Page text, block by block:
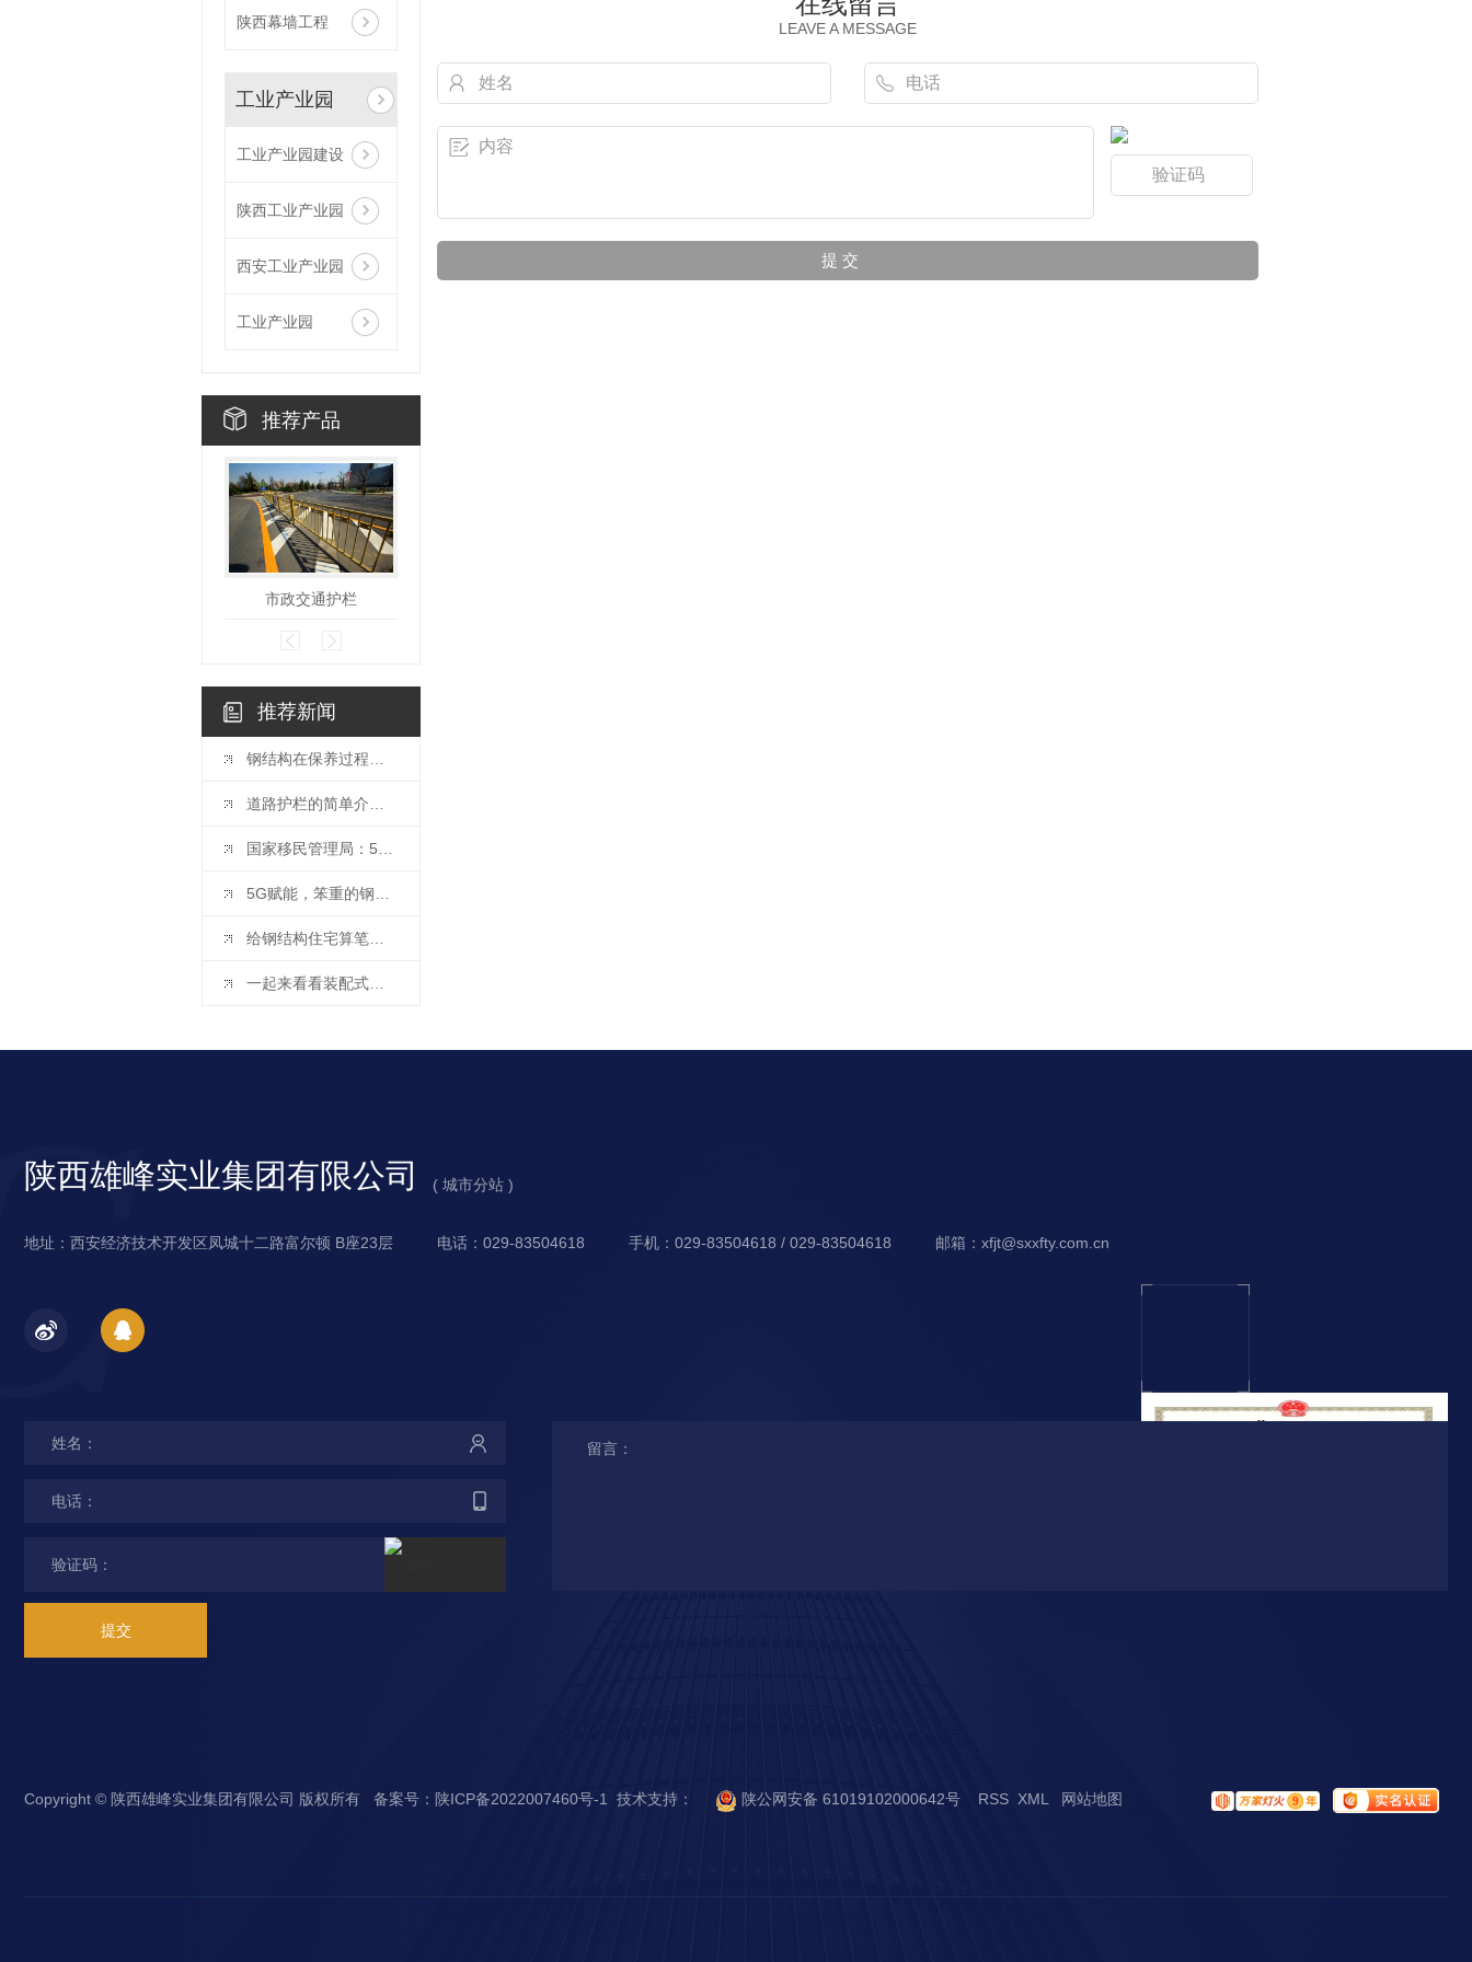
陕西幕墙工程
工业产业园
工业产业园建设
陕西工业产业园
西安工业产业园
工业产业园
推荐产品
市政交通护栏
推荐新闻
钢结构在保养过程中，需要注意哪些事项？
道路护栏的简单介绍，跟随小编来看看吧。
国家移民管理局：5月15日起护照等出入境证件可“通办”
5G赋能，笨重的钢结构也能“起舞”
给钢结构住宅算笔账，不算不知道，一算吓一跳
一起来看看装配式房屋的特点有哪些呢？
LEAVE A MESSAGE
陕西雄峰实业集团有限公司 ( 城市分站 )
城
地址：西安经济技术开发区凤城十二路富尔顿 B座23层 电话：029-83504618 手机：029-83504618 / 029-83504618 邮箱：xfjt@sxxfty.com.cn
提交
Copyright © 陕西雄峰实业集团有限公司 版权所有 备案号： 陕ICP备2022007460号-1 技术支持： 陕公网安备 61019102000642号 RSS XML 网站地图